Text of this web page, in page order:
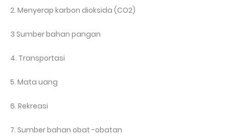
2. Menyerap karbon dioksida (CO2)
3 Sumber bahan pangan
4. Transportasi
5. Mata uang
6. Rekreasi
7. Sumber bahan obat -obatan